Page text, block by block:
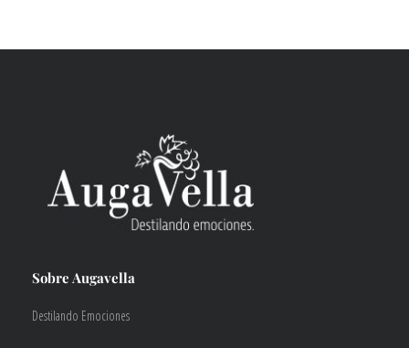
Sobre Augavella
Destilando Emociones